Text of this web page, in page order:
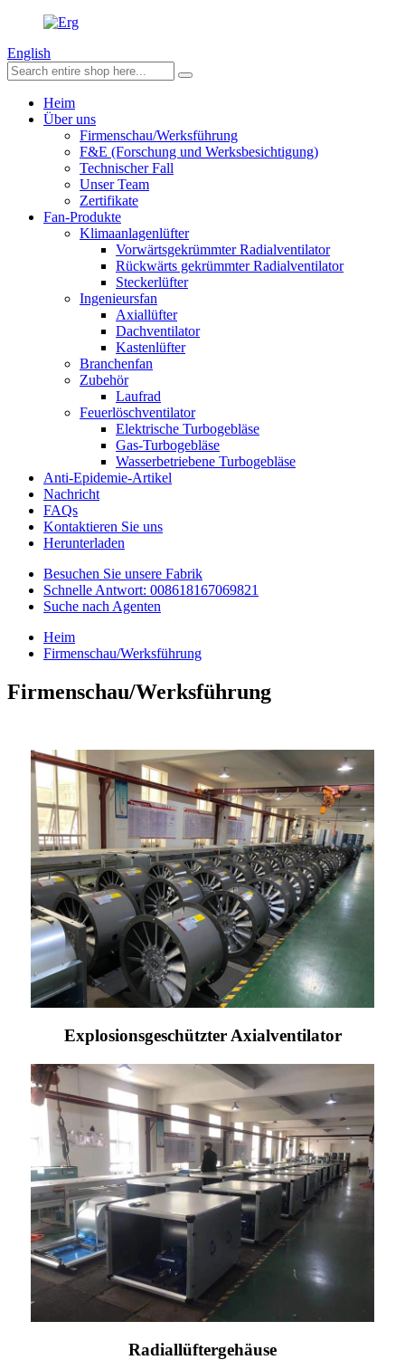
English
Heim
Über uns
Firmenschau/Werksführung
F&E (Forschung und Werksbesichtigung)
Technischer Fall
Unser Team
Zertifikate
Fan-Produkte
Klimaanlagenlüfter
Vorwärtsgekrümmter Radialventilator
Rückwärts gekrümmter Radialventilator
Steckerlüfter
Ingenieursfan
Axiallüfter
Dachventilator
Kastenlüfter
Branchenfan
Zubehör
Laufrad
Feuerlöschventilator
Elektrische Turbogebläse
Gas-Turbogebläse
Wasserbetriebene Turbogebläse
Anti-Epidemie-Artikel
Nachricht
FAQs
Kontaktieren Sie uns
Herunterladen
Besuchen Sie unsere Fabrik
Schnelle Antwort: 008618167069821
Suche nach Agenten
Heim
Firmenschau/Werksführung
Firmenschau/Werksführung
Explosionsgeschützter Axialventilator
Radiallüftergehäuse